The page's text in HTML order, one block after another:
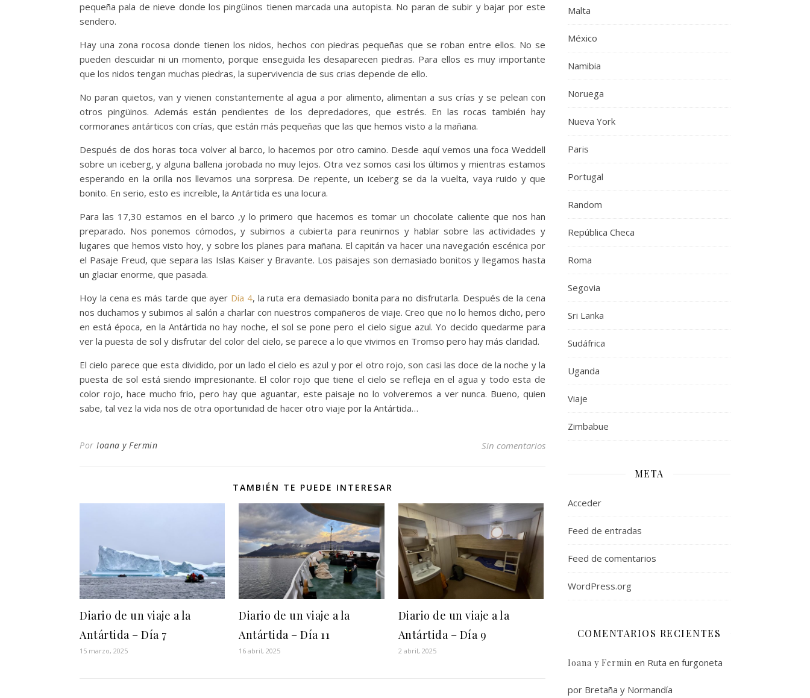
pequeña pala de nieve donde los pingüinos tienen marcada una autopista. No paran de subir y bajar por este
sendero.
Hay una zona rocosa donde tienen los nidos, hechos con piedras pequeñas que se roban entre ellos. No se
pueden descuidar ni un momento, porque enseguida les desaparecen piedras. Para ellos es muy importante
que los nidos tengan muchas piedras, la supervivencia de sus crias depende de ello.
No paran quietos, van y vienen constantemente al agua a por alimento, alimentan a sus crías y se pelean con
otros pingüinos. Además están pendientes de los depredadores, que estrés. En las rocas también hay
cormoranes antárticos con crías, que están más pequeñas que las que hemos visto a la mañana.
Después de dos horas toca volver al barco, lo hacemos por otro camino. Desde aquí vemos una foca Weddell
sobre un iceberg, y alguna ballena jorobada no muy lejos. Otra vez somos casi los últimos y mientras estamos
esperando en la orilla nos llevamos una sorpresa. De repente, un iceberg se da la vuelta, vaya ruido y que
bonito. En serio, esto es increíble, la Antártida es una locura.
Para las 17,30 estamos en el barco ,y lo primero que hacemos es tomar un chocolate caliente que nos han
preparado. Nos ponemos cómodos, y subimos a cubierta para reunirnos y hablar sobre las actividades y
lugares que hemos visto hoy, y sobre los planes para mañana. El capitán va hacer una navegación escénica por
el Pasaje Freud, que separa las Islas Kaiser y Bravante. Los paisajes son demasiado bonitos y llegamos hasta
un glaciar enorme, que pasada.
Hoy la cena es más tarde que ayer Día 4, la ruta era demasiado bonita para no disfrutarla. Después de la cena
nos duchamos y subimos al salón a charlar con nuestros compañeros de viaje. Creo que no lo hemos dicho, pero
en está época, en la Antártida no hay noche, el sol se pone pero el cielo sigue azul. Yo decido quedarme para
ver la puesta de sol y disfrutar del color del cielo, se parece a lo que vivimos en Tromso pero hay más claridad.
El cielo parece que esta dividido, por un lado el cielo es azul y por el otro rojo, son casi las doce de la noche y la
puesta de sol está siendo impresionante. El color rojo que tiene el cielo se refleja en el agua y todo esta de
color rojo, hace mucho frio, pero hay que aguantar, este paisaje no lo volveremos a ver nunca. Bueno, quien
sabe, tal vez la vida nos de otra oportunidad de hacer otro viaje por la Antártida…
Por Ioana y Fermin Sin comentarios
TAMBIÉN TE PUEDE INTERESAR
Diario de un viaje a la
Antártida – Día 7
15 marzo, 2025
Diario de un viaje a la
Antártida – Día 11
16 abril, 2025
Diario de un viaje a la
Antártida – Día 9
2 abril, 2025
Malta
México
Namibia
Noruega
Nueva York
Paris
Portugal
Random
República Checa
Roma
Segovia
Sri Lanka
Sudáfrica
Uganda
Viaje
Zimbabue
META
Acceder
Feed de entradas
Feed de comentarios
WordPress.org
COMENTARIOS RECIENTES
Ioana y Fermin en Ruta en furgoneta
por Bretaña y Normandía